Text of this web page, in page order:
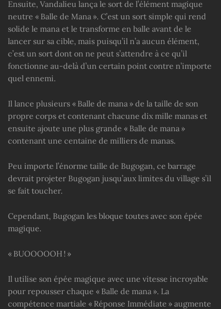
Ensuite, Vandalieu lança le sort de l’élément magique
neutre « Balle de Mana ». C’est un sort simple qui rend
solide le mana et le transforme en balle avant de le
lancer sur sa cible, mais puisqu’il n’a aucun élément,
c’est un sort dont on ne peut s’attendre à ce qu’il
fonctionne au-delà d’un certain point contre n’importe
quel ennemi.
Il lance plusieurs « Balle de mana » de la taille de son
propre corps et contenant chacune dix mille manas et
ensuite ajoute une plus grande « Balle de mana »
contenant une centaine de milliers de manas.
Peu importe l’énorme taille de Bugogan, ce barrage
devrait projeter Bugogan jusqu’aux limites du village s’il
se fait toucher.
Cependant, Bugogan les bloque toutes avec son épée
magique.
« BUOOOOOH ! »
Il utilise son épée magique avec une vitesse incroyable
pour repousser chaque « Balle de mana ». La
compétence martiale « Réponse Immédiate » augmente